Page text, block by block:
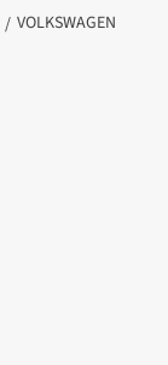
VOLKSWAGEN